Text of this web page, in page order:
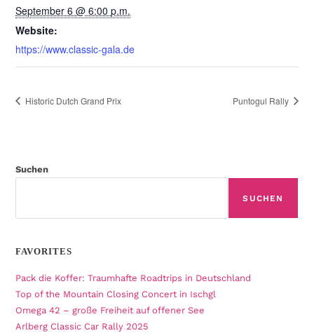
September 6 @ 6:00 p.m.
Website:
https://www.classic-gala.de
Historic Dutch Grand Prix Puntogul Rally
Suchen
SUCHEN
FAVORITES
Pack die Koffer: Traumhafte Roadtrips in Deutschland
Top of the Mountain Closing Concert in Ischgl
Omega 42 – große Freiheit auf offener See
Arlberg Classic Car Rally 2025